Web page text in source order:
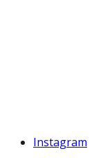
Instagram